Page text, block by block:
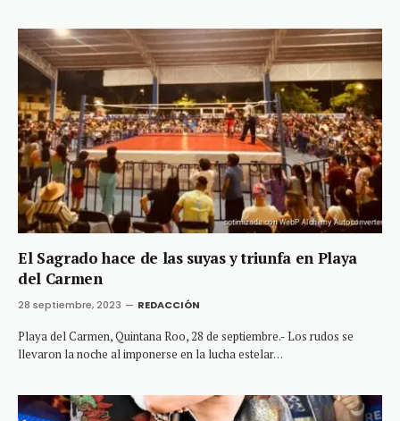
El Sagrado hace de las suyas y triunfa en Playa
del Carmen
28 septiembre, 2023 REDACCIÓN
Playa del Carmen, Quintana Roo, 28 de septiembre.- Los rudos se
llevaron la noche al imponerse en la lucha estelar…